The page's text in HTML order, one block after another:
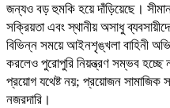
জন্যও বড় হুমকি হয়ে দাঁড়িয়েছে।
সক্রিয়তা এবং স্থানীয় অসাধু
বিভিন্ন সময়ে আইনশৃঙ্খলা বাহিনী
করলেও পুরোপুরি নিয়ন্ত্রণ সম্ভব
প্রয়োগ যথেষ্ট নয়; প্রয়োজন সামাজিক
নজরদারি।